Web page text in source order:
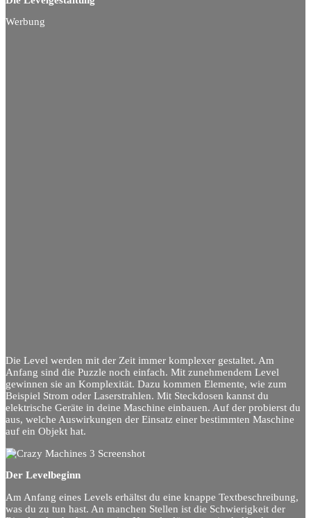
Werbung
Die Level werden mit der Zeit immer komplexer gestaltet. Am
Anfang sind die Puzzle noch einfach. Mit zunehmendem Level
gewinnen sie an Komplexität. Dazu kommen Elemente, wie zum
Beispiel Strom oder Laserstrahlen. Mit Steckdosen kannst du
elektrische Geräte in deine Maschine einbauen. Auf der probierst du
aus, welche Auswirkungen der Einsatz einer bestimmten Maschine
auf ein Objekt hat.
Der Levelbeginn
Am Anfang eines Levels erhältst du eine knappe Textbeschreibung,
was du zu tun hast. An manchen Stellen ist die Schwierigkeit der